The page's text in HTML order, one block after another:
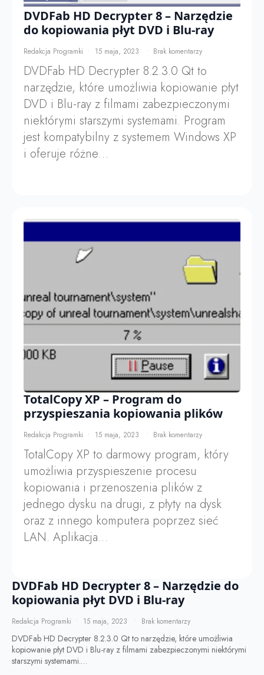
DVDFab HD Decrypter 8 – Narzędzie
do kopiowania płyt DVD i Blu-ray
Redakcja Programki 15 maja, 2023 Brak komentarzy
DVDFab HD Decrypter 8.2.3.0 Qt to
narzędzie, które umożliwia kopiowanie płyt
DVD i Blu-ray z filmami zabezpieczonymi
niektórymi starszymi systemami. Program
jest kompatybilny z systemem Windows XP
i oferuje różne…
TotalCopy XP – Program do
przyspieszania kopiowania plików
Redakcja Programki 15 maja, 2023 Brak komentarzy
TotalCopy XP to darmowy program, który
umożliwia przyspieszenie procesu
kopiowania i przenoszenia plików z
jednego dysku na drugi, z płyty na dysk
oraz z innego komputera poprzez sieć
LAN. Aplikacja…
DVDFab HD Decrypter 8 – Narzędzie do
kopiowania płyt DVD i Blu-ray
Redakcja Programki 15 maja, 2023 Brak komentarzy
DVDFab HD Decrypter 8.2.3.0 Qt to narzędzie, które umożliwia
kopiowanie płyt DVD i Blu-ray z filmami zabezpieczonymi niektórymi
starszymi systemami.…